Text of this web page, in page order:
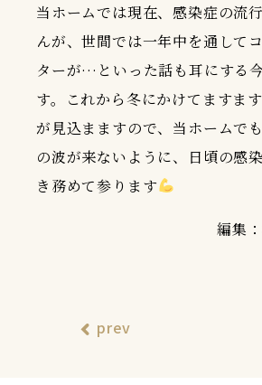
当ホームでは現在、感染症の流
んが、世間では一年中を通して
ターが…といった話も耳にする
す。これから冬にかけてますま
が見込まますので、当ホームで
の波が来ないように、日頃の感
き務めて参ります
編集
prev